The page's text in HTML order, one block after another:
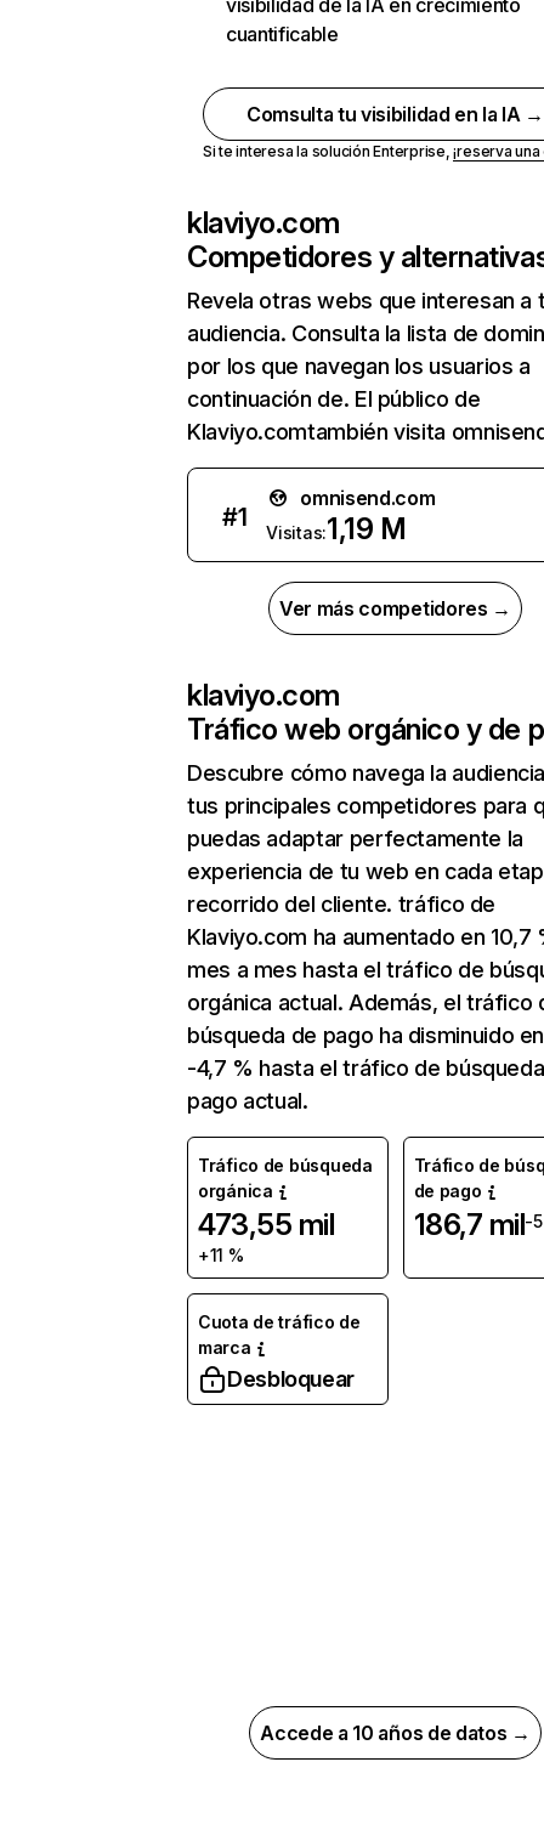
visibilidad de la IA en crecimiento
cuantificable
Comsulta tu visibilidad en la IA →
Si te interesa la solución Enterprise,¡reserva
klaviyo.com
Competidores y
Revela otras webs que interesan a
audiencia. Consulta la lista de
por los que navegan los usuarios a
continuación de. El público de
Klaviyo.comtambién visita
#1
omnisend.com
Visitas:1,19 M
Ver más competidores →
klaviyo.com
Tráfico web orgánico y de
Descubre cómo navega la
tus principales competidores para
puedas adaptar perfectamente la
experiencia de tu web en cada
recorrido del cliente. tráfico de
Klaviyo.com ha aumentado en 10,7
mes a mes hasta el tráfico de
orgánica actual. Además, el tráfico
búsqueda de pago ha disminuido en
-4,7 % hasta el tráfico de
pago actual.
Tráfico de búsqueda
orgánica
473,55 mil
+11 %
Tráfico de
de pago
186,7 mil-
Cuota de tráfico de
marca
Desbloquear
Accede a 10 años de datos →